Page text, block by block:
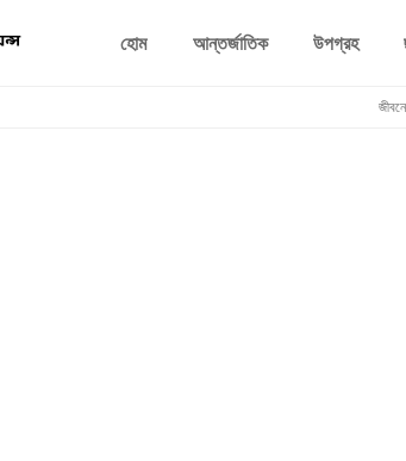
হোম আন্তর্জাতিক উপগ্রহ